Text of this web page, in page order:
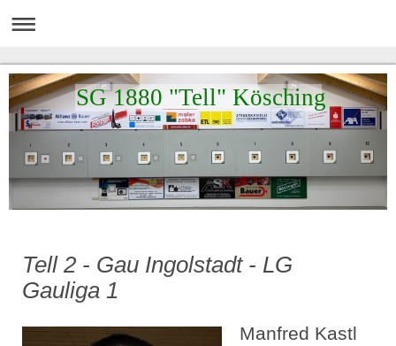
SG 1880 "Tell" Kösching
Tell 2 - Gau Ingolstadt - LG
Gauliga 1
Manfred Kastl